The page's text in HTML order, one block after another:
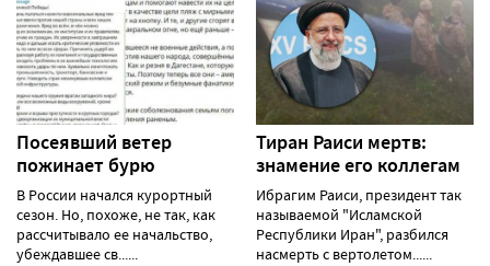
Посеявший ветер
пожинает бурю
В России начался курортный
сезон. Но, похоже, не так, как
рассчитывало ее начальство,
убеждавшее св......
Тиран Раиси мертв:
знамение его коллегам
Ибрагим Раиси, президент так
называемой "Исламской
Республики Иран", разбился
насмерть с вертолетом......